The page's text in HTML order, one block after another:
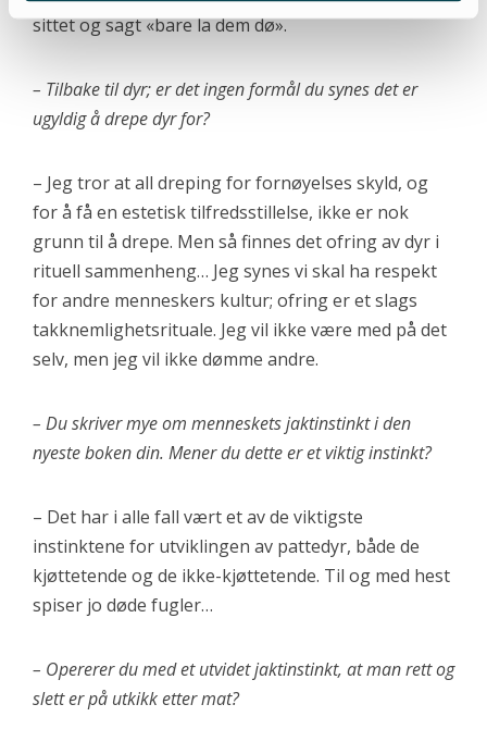
sittet og sagt «bare la dem dø».
– Tilbake til dyr; er det ingen formål du synes det er
ugyldig å drepe dyr for?
– Jeg tror at all dreping for fornøyelses skyld, og
for å få en estetisk tilfredsstillelse, ikke er nok
grunn til å drepe. Men så finnes det ofring av dyr i
rituell sammenheng… Jeg synes vi skal ha respekt
for andre menneskers kultur; ofring er et slags
takknemlighetsrituale. Jeg vil ikke være med på det
selv, men jeg vil ikke dømme andre.
– Du skriver mye om menneskets jaktinstinkt i den
nyeste boken din. Mener du dette er et viktig instinkt?
– Det har i alle fall vært et av de viktigste
instinktene for utviklingen av pattedyr, både de
kjøttetende og de ikke-kjøttetende. Til og med hest
spiser jo døde fugler…
– Opererer du med et utvidet jaktinstinkt, at man rett og
slett er på utkikk etter mat?